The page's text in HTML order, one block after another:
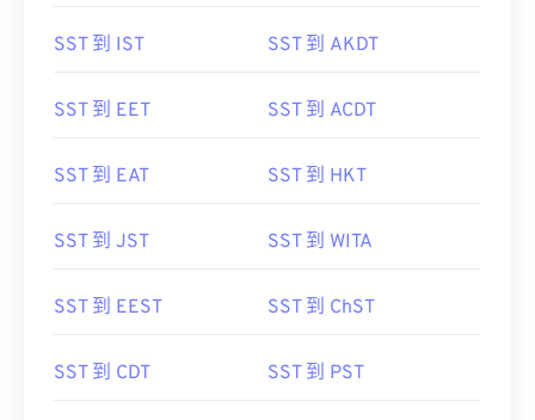
SST 到 IST SST 到 AKDT
SST 到 EET SST 到 ACDT
SST 到 EAT SST 到 HKT
SST 到 JST SST 到 WITA
SST 到 EEST SST 到 ChST
SST 到 CDT SST 到 PST